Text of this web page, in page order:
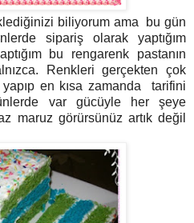
biliyorum ama bu gün
sipariş olarak yaptığım
bu rengarenk pastanın
Renkleri gerçekten çok
en kısa zamanda tarifini
var gücüyle her şeye
maruz görürsünüz artık değil